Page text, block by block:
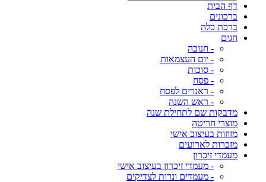
דף הבית
ברכונים
ברכת כלה
חגים
- חנוכה
- יום העצמאות
- סוכות
- פסח
- ראנרים לפסח
- ראש השנה
מדבקות שם לתחילת שנה
מוצרי חריטה
מזוזות בעיצוב אישי
מזכרות לארועים
מעמדי זיכרון
- מעמדי זיכרון בעיצוב אישי
- מעמדים ונרות לצדיקים